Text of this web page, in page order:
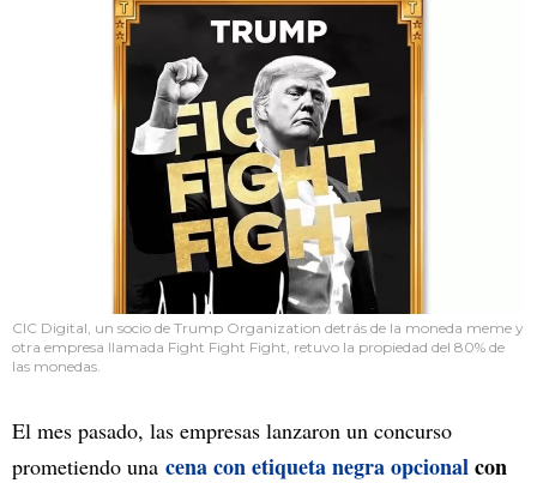
CIC Digital, un socio de Trump Organization detrás de la moneda meme y
otra empresa llamada Fight Fight Fight, retuvo la propiedad del 80% de
las monedas.
El mes pasado, las empresas lanzaron un concurso
prometiendo una cena con etiqueta negra opcionalcon